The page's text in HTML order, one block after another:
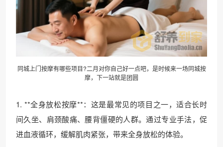
同城上门按摩有哪些项目?二月对你自己好一点吧，是时候来一场同城按
摩，下一站就是团圆
1. **全身放松按摩**：这是最常见的项目之一，适合长时
间久坐、肩颈酸痛、腰背僵硬的人群。通过专业手法，促
进血液循环，缓解肌肉紧张，带来全身放松的体验。